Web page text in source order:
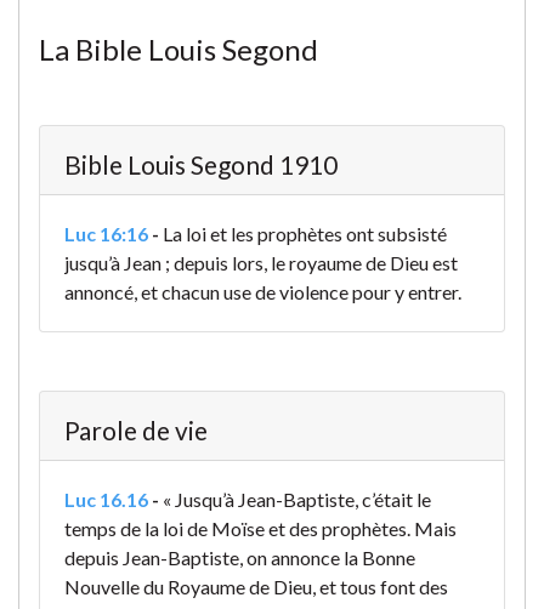
La Bible Louis Segond
Bible Louis Segond 1910
Luc 16:16 - La loi et les prophètes ont subsisté
jusqu’à Jean ; depuis lors, le royaume de Dieu est
annoncé, et chacun use de violence pour y entrer.
Parole de vie
Luc 16.16 - « Jusqu’à Jean-Baptiste, c’était le
temps de la loi de Moïse et des prophètes. Mais
depuis Jean-Baptiste, on annonce la Bonne
Nouvelle du Royaume de Dieu, et tous font des